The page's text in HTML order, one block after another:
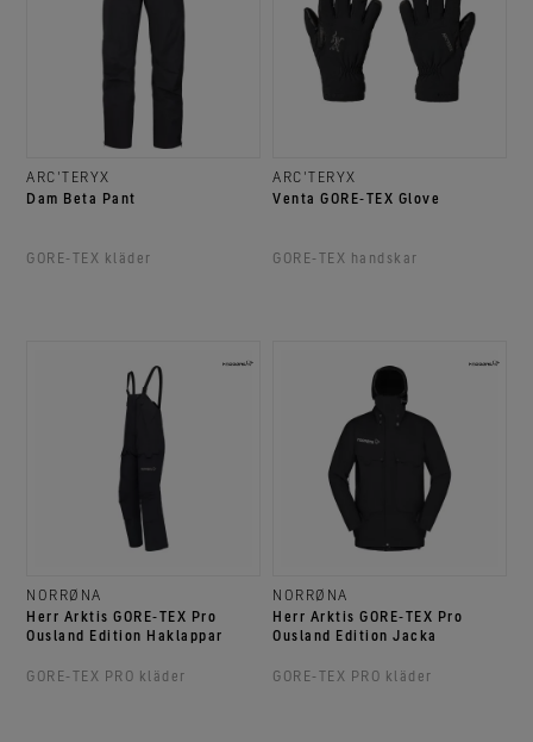
ARC'TERYX
Dam Beta Pant
GORE‑TEX kläder
ARC'TERYX
Venta GORE‑TEX Glove
GORE‑TEX handskar
NORRØNA
Herr Arktis GORE‑TEX Pro
Ousland Edition Haklappar
GORE‑TEX PRO kläder
NORRØNA
Herr Arktis GORE‑TEX Pro
Ousland Edition Jacka
GORE‑TEX PRO kläder